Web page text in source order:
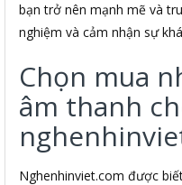
bạn trở nên mạnh mẽ và
nghiệm và cảm nhận sự
Chọn mua
âm thanh
Nghenhinviet.com được